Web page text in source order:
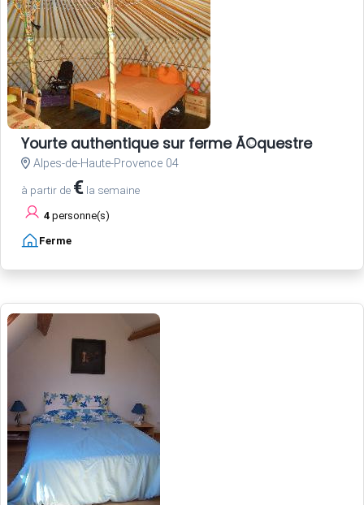
Yourte authentique sur ferme Ã©questre
Alpes-de-Haute-Provence 04
à partir de € la semaine
4 personne(s)
Ferme